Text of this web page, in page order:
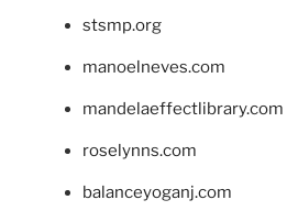
stsmp.org
manoelneves.com
mandelaeffectlibrary.com
roselynns.com
balanceyoganj.com